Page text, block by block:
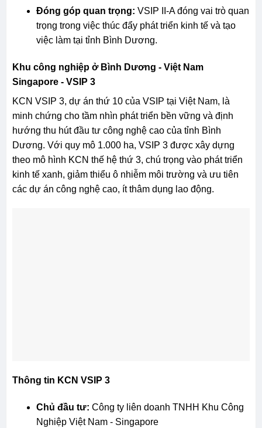
Đóng góp quan trọng: VSIP II-A đóng vai trò quan
trọng trong việc thúc đẩy phát triển kinh tế và tạo
việc làm tại tỉnh Bình Dương.
Khu công nghiệp ở Bình Dương -Việt Nam
Singapore - VSIP 3
KCN VSIP 3, dự án thứ 10 của VSIP tại Việt Nam, là
minh chứng cho tầm nhìn phát triển bền vững và định
hướng thu hút đầu tư công nghệ cao của tỉnh Bình
Dương. Với quy mô 1.000 ha, VSIP 3 được xây dựng
theo mô hình KCN thế hệ thứ 3, chú trọng vào phát triển
kinh tế xanh, giảm thiểu ô nhiễm môi trường và ưu tiên
các dự án công nghệ cao, ít thâm dụng lao động.
Thông tin KCN VSIP 3
Chủ đầu tư: Công ty liên doanh TNHH Khu Công
Nghiệp Việt Nam - Singapore